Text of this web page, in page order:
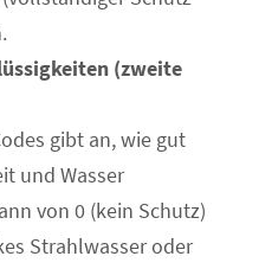
(zweite
gibt an, wie gut
und Wasser
von 0 (kein Schutz)
Strahlwasser oder